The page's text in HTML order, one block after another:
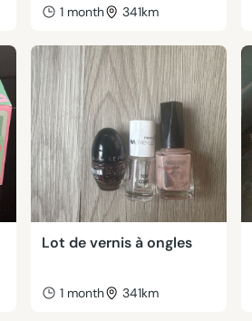
1 month 341km
Lot de vernis à ongles
1 month 341km